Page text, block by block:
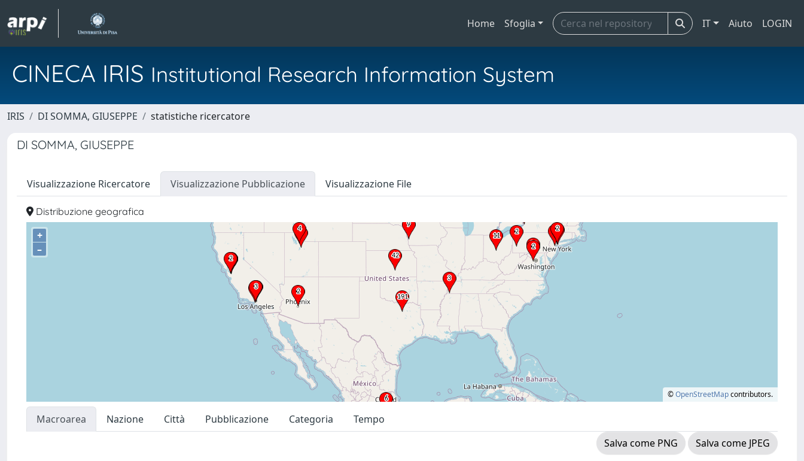
Home Sfoglia IT Aiuto LOGIN
CINECA IRIS Institutional Research Information System
IRIS DI SOMMA, GIUSEPPE statistiche ricercatore
DI SOMMA, GIUSEPPE
Visualizzazione Ricercatore Visualizzazione Pubblicazione Visualizzazione File
Distribuzione geografica
+
–
©OpenStreetMapcontributors.
Macroarea Nazione Città Pubblicazione Categoria
Tempo
Salva come PNG
Salva come JPEG